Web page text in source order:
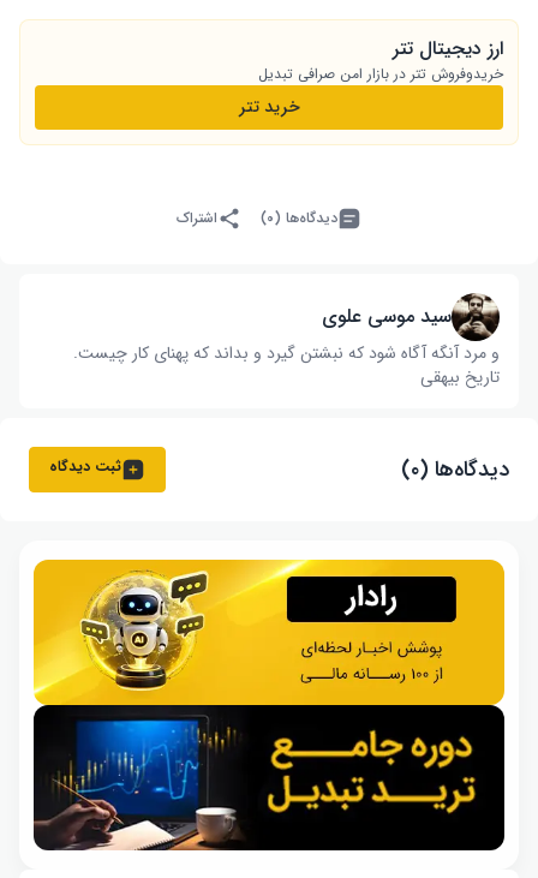
ارز دیجیتال تتر
خریدوفروش تتر در بازار امن صرافی تبدیل
خرید تتر
دیدگاه‌ها (۰) اشتراک
سید موسی علوی
و مرد آنگه آگاه شود که نبشتن گیرد و بداند که پهنای کار چیست‌.
تاریخ بیهقی
دیدگاه‌ها (۰) ثبت دیدگاه